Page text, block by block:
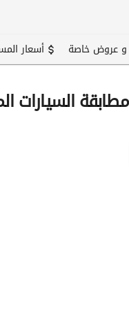
عروض خاصة أسعار
السيارات